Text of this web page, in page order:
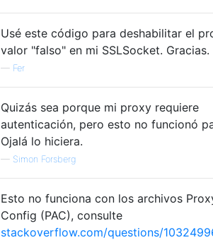
Usé este código para deshabilitar el
valor "falso" en mi SSLSocket. Gracias.
— Fer
Quizás sea porque mi proxy requiere
autenticación, pero esto no funcionó
Ojalá lo hiciera.
— Simon Forsberg
Esto no funciona con los archivos
Config (PAC), consulte
stackoverflow.com/questions/